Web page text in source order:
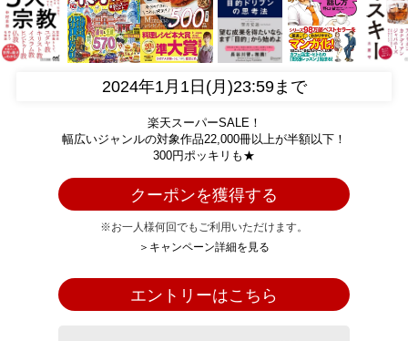
2024年1月1日(月)23:59まで
楽天スーパーSALE！
幅広いジャンルの対象作品22,000冊以上が半額以下！
300円ポッキリも★
クーポンを獲得する
※お一人様何回でもご利用いただけます。
＞キャンペーン詳細を見る
エントリーはこちら